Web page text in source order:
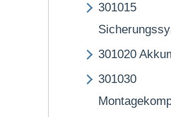
301015
301020
301030